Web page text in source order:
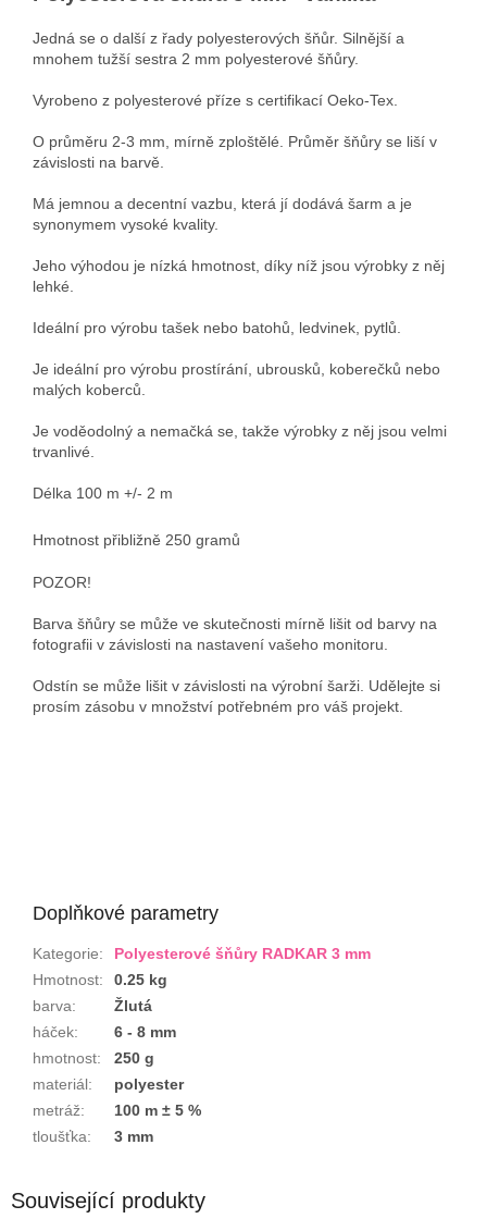
Jedná se o další z řady polyesterových šňůr. Silnější a
mnohem tužší sestra 2 mm polyesterové šňůry.
Vyrobeno z polyesterové příze s certifikací Oeko-Tex.
O průměru 2-3 mm, mírně zploštělé. Průměr šňůry se liší v
závislosti na barvě.
Má jemnou a decentní vazbu, která jí dodává šarm a je
synonymem vysoké kvality.
Jeho výhodou je nízká hmotnost, díky níž jsou výrobky z něj
lehké.
Ideální pro výrobu tašek nebo batohů, ledvinek, pytlů.
Je ideální pro výrobu prostírání, ubrousků, koberečků nebo
malých koberců.
Je voděodolný a nemačká se, takže výrobky z něj jsou velmi
trvanlivé.
Délka 100 m +/- 2 m
Hmotnost přibližně 250 gramů
POZOR!
Barva šňůry se může ve skutečnosti mírně lišit od barvy na
fotografii v závislosti na nastavení vašeho monitoru.
Odstín se může lišit v závislosti na výrobní šarži. Udělejte si
prosím zásobu v množství potřebném pro váš projekt.
Doplňkové parametry
Kategorie:
Polyesterové šňůry RADKAR 3 mm
Hmotnost:
0.25 kg
barva:
Žlutá
háček:
6 - 8 mm
hmotnost:
250 g
materiál:
polyester
metráž:
100 m ± 5 %
tloušťka: 3 mm
Související produkty